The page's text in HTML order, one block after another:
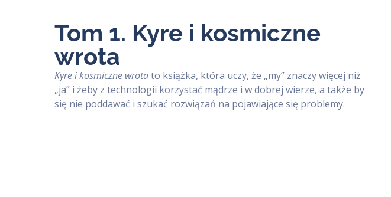
Tom 1. Kyre i kosmiczne
wrota
Kyre i kosmiczne wrotato książka, która uczy, że „my” znaczy więcej niż
„ja” i żeby z technologii korzystać mądrze i w dobrej wierze, a także by
się nie poddawać i szukać rozwiązań na pojawiające się problemy.